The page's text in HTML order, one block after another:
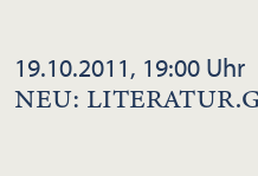
19.10.2011, 19:00 Uhr
NEU: